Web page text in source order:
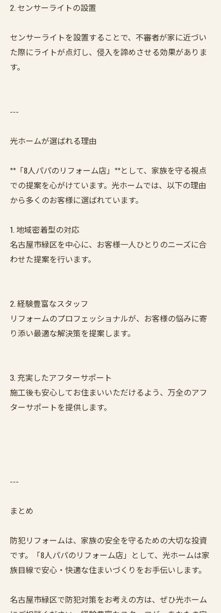
2. センサーライトの設置
センサーライトを設置することで、不審者が家に近づい
た際にライトが点灯し、侵入を諦めさせる効果がありま
す。
---
光ホームが選ばれる理由
**「8人パパのリフォーム店」**として、家族を守る視点
での提案を心がけています。光ホームでは、以下の理由
から多くのお客様に選ばれています。
1. 地域密着型の対応
名古屋市緑区を中心に、お客様一人ひとりのニーズに合
わせた提案を行います。
2. 経験豊富なスタッフ
リフォームのプロフェッショナルが、お客様の悩みに寄
り添い最適な解決策を提案します。
3. 充実したアフターサポート
施工後も安心してお住まいいただけるよう、万全のアフ
ターサポートを提供します。
---
まとめ
防犯リフォームは、家族の安全を守るための大切な投資
です。「8人パパのリフォーム店」として、光ホームは家
族目線で安心・快適な住まいづくりをお手伝いします。
名古屋市緑区で防犯対策をお考えの方は、ぜひ光ホーム